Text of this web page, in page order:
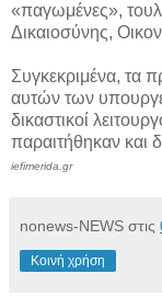
«παγωμένες»,
Δικαιοσύνης,
Συγκεκριμένα, τα
αυτών των
δικαστικοί
παραιτήθηκαν και
iefimerida.gr
nonews-NEWS στις
Κοινή χρήση